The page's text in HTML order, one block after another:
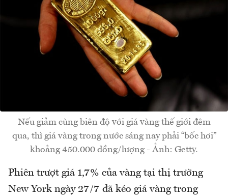
Nếu giảm cùng biên độ với giá vàng thế giới đêm
qua, thì giá vàng trong nước sáng nay phải “bốc hơi”
khoảng 450.000 đồng/lượng - Ảnh: Getty.
Phiên trượt giá 1,7% của vàng tại thị trường
New York ngày 27/7 đã kéo giá vàng trong